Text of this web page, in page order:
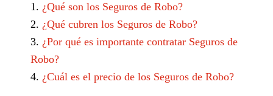
¿Qué son los Seguros de Robo?
¿Qué cubren los Seguros de Robo?
¿Por qué es importante contratar Seguros de
Robo?
¿Cuál es el precio de los Seguros de Robo?